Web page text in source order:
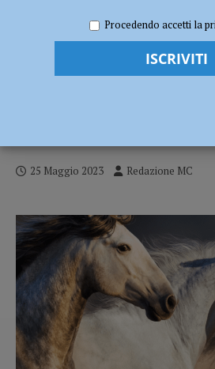
torna il Salone del Cavallo Americano dal
“Evento internazionale unico” – AUDIO
A Cremona torna il
25 Maggio 2023 Redazione MC
Procedendo accetti la